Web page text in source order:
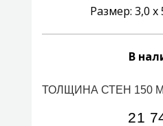
Размер: 3,0 х
В
21